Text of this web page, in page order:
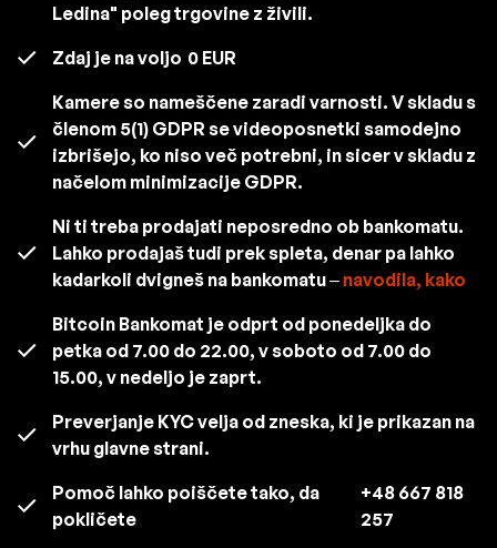
Ledina" poleg trgovine z živili.
Zdaj je na voljo 0 EUR
Kamere so nameščene zaradi varnosti. V skladu s
členom 5(1) GDPR se videoposnetki samodejno
izbrišejo, ko niso več potrebni, in sicer v skladu z
načelom minimizacije GDPR.
Ni ti treba prodajati neposredno ob bankomatu.
Lahko prodajaš tudi prek spleta, denar pa lahko
kadarkoli dvigneš na bankomatu – navodila, kako
Bitcoin Bankomat je odprt od ponedeljka do
petka od 7.00 do 22.00, v soboto od 7.00 do
15.00, v nedeljo je zaprt.
Preverjanje KYC velja od zneska, ki je prikazan na
vrhu glavne strani.
Pomoč lahko poiščete tako, da
pokličete
+48 667 818
257